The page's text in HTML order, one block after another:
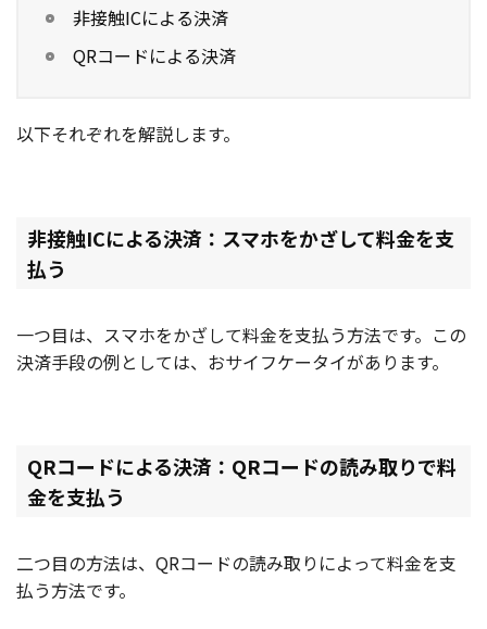
非接触ICによる決済
QRコードによる決済
以下それぞれを解説します。
非接触ICによる決済：スマホをかざして料金を支
払う
一つ目は、スマホをかざして料金を支払う方法です。この
決済手段の例としては、おサイフケータイがあります。
QRコードによる決済：QRコードの読み取りで料
金を支払う
二つ目の方法は、QRコードの読み取りによって料金を支
払う方法です。